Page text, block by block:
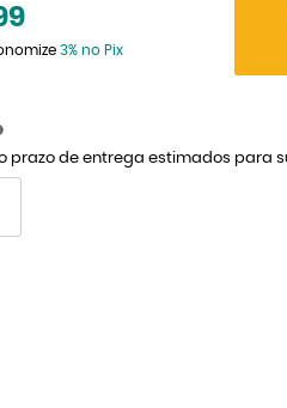
3% no Pix
prazo de entrega estimados para